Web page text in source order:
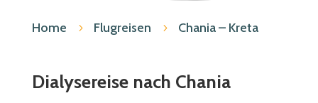
Home 5 Flugreisen 5 Chania – Kreta
Dialysereise nach Chania